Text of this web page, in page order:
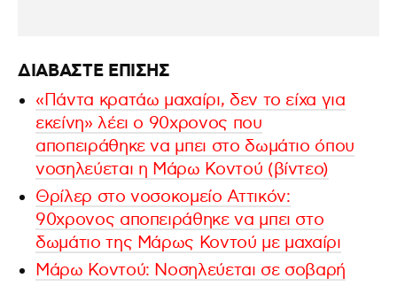
ΔΙΑΒΑΣΤΕ ΕΠΙΣΗΣ
«Πάντα κρατάω μαχαίρι, δεν το είχα για
εκείνη» λέει ο 90χρονος που
αποπειράθηκε να μπει στο δωμάτιο όπου
νοσηλεύεται η Μάρω Κοντού (βίντεο)
Θρίλερ στο νοσοκομείο Αττικόν:
90χρονος αποπειράθηκε να μπει στο
δωμάτιο της Μάρως Κοντού με μαχαίρι
Μάρω Κοντού: Νοσηλεύεται σε σοβαρή